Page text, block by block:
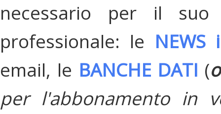
necessario per il suo
professionale: le
email, le BANCHE DATI (
per l'abbonamento in